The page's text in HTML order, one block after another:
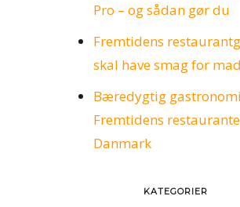
Pro – og sådan gør du
Fremtidens
skal have smag for mad
Bæredygtig
Fremtidens
Danmark
KATEGORIER